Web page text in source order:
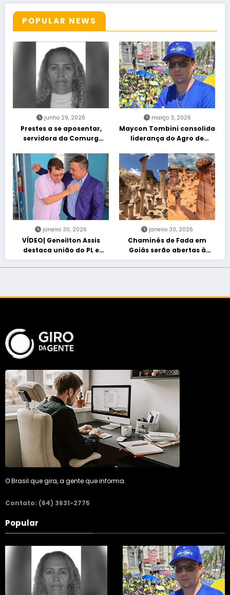
POPULAR NEWS
junho 29, 2026
Prestes a se aposentar,
servidora da Comurg
entra em protocolo de
morte encefálica
março 3, 2026
Maycon Tombini consolida
liderança do Agro de
“Acorda Brasil” em Goiânia
janeiro 30, 2026
VÍDEO| Geneilton Assis
destaca união do PL e
consolidação de apoio a
Maycon Tombini em Jataí
janeiro 30, 2026
Chaminés de Fada em
Goiás serão abertas à
visitação controlada
O Brasil que gira, a gente que informa.
Contato: (64) 3631-2775
Popular